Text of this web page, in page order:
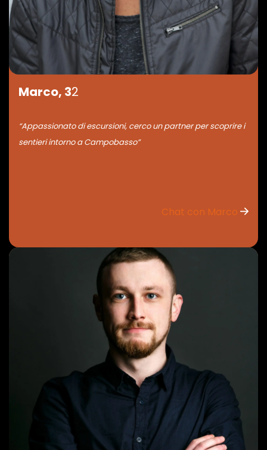
Marco, 32
“Appassionato di escursioni, cerco un partner per scoprire i
sentieri intorno a Campobasso”
Chat con Marco